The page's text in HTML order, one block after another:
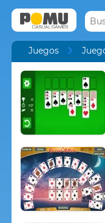
Juegos